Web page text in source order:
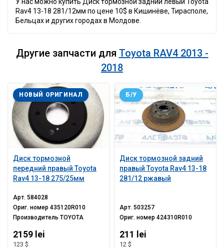
У нас можно купить Диск тормозной задний левый Toyota
Rav4 13-18 281/12мм по цене 10$ в Кишинёве, Тирасполе,
Бельцах и других городах в Молдове.
Другие запчасти для Toyota RAV4 2013 -
2018
Диск тормозной
передний правый Toyota
Rav4 13-18 275/25мм
НОВЫЙ ОРИГИНАЛ
Арт.584028
Ориг. номер435120R010
ПроизводительTOYOTA
2159 lei
123 $
Диск тормозной задний
правый Toyota Rav4 13-18
281/12 ржавый
Б/У
Арт.503257
Ориг. номер424310R010
211 lei
12 $